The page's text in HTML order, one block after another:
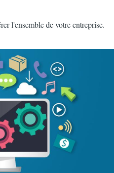
l'ensemble de votre entreprise.